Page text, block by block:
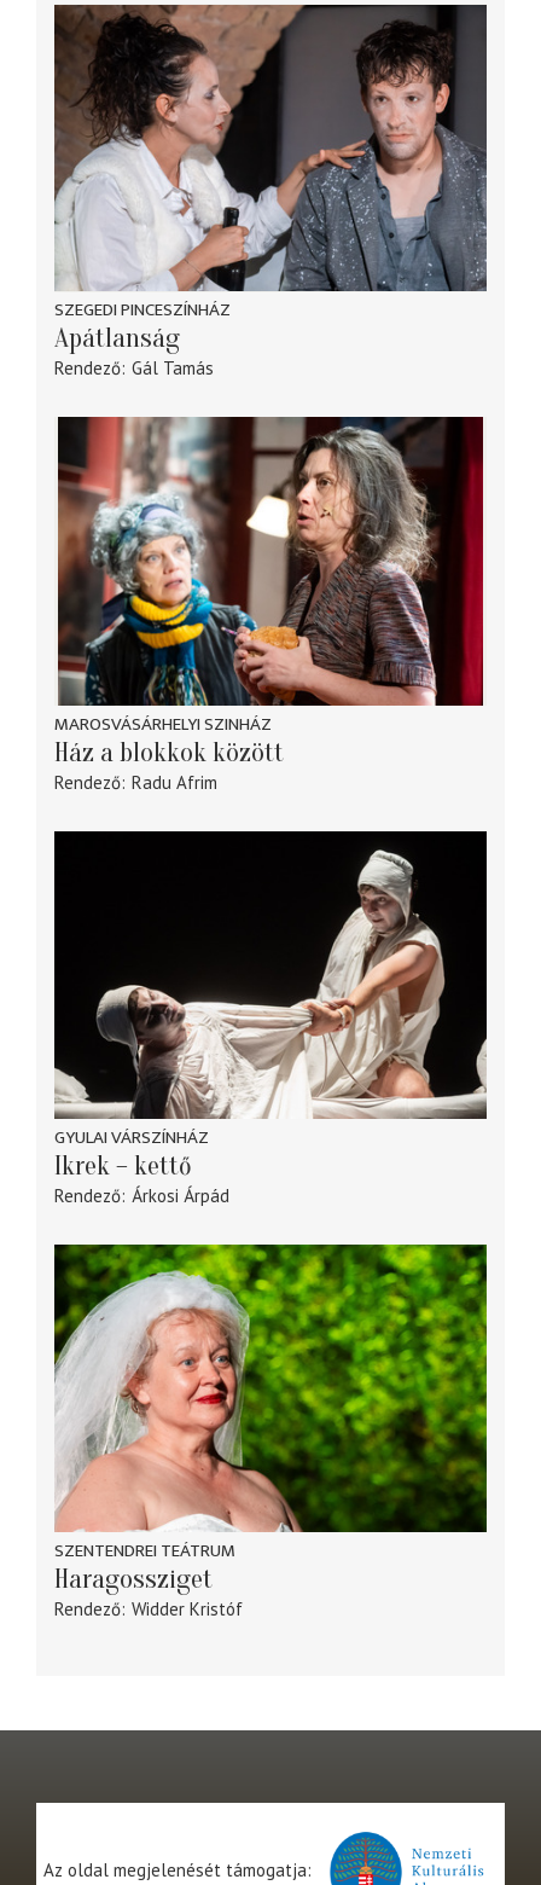
SZEGEDI PINCESZÍNHÁZ
Apátlanság
Rendező Gál Tamás
MAROSVÁSÁRHELYI SZINHÁZ
Ház a blokkok között
Rendező Radu Afrim
GYULAI VÁRSZÍNHÁZ
Ikrek – kettő
Rendező Árkosi Árpád
SZENTENDREI TEÁTRUM
Haragossziget
Rendező Widder Kristóf
Az oldal megjelenését támogatja: